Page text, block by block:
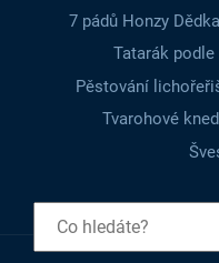
7 pádů Honzy Dědka
Tatarák
Pěstování
Tvarohové